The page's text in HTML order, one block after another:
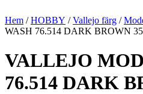
Hem /HOBBY /Vallejo färg /
WASH 76.514 DARK BROWN
VALLEJO
76.514 DARK